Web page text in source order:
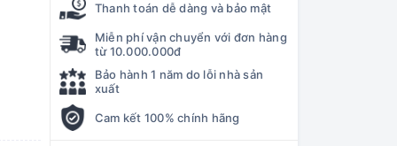
Thanh toán dễ dàng và bảo mật
Miễn phí vận chuyển với đơn hàng
từ 10.000.000đ
Bảo hành 1 năm do lỗi nhà sản
xuất
Cam kết 100% chính hãng